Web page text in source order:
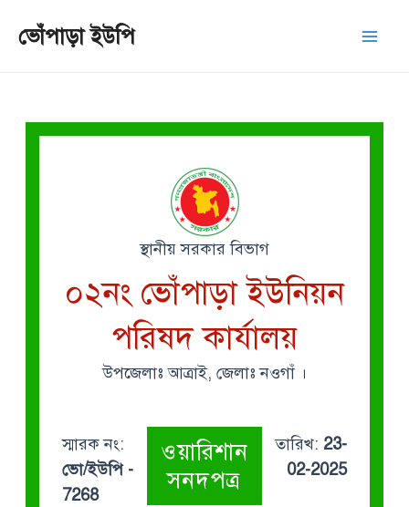
ভোঁপাড়া ইউপি
স্থানীয় সরকার বিভাগ
০২নং ভোঁপাড়া ইউনিয়ন
পরিষদ কার্যালয়
উপজেলাঃ আত্রাই, জেলাঃ নওগাঁ ।
স্মারক নং:
ভো/ইউপি -
7268
ওয়ারিশান
সনদপত্র
তারিখ: 23-
02-2025